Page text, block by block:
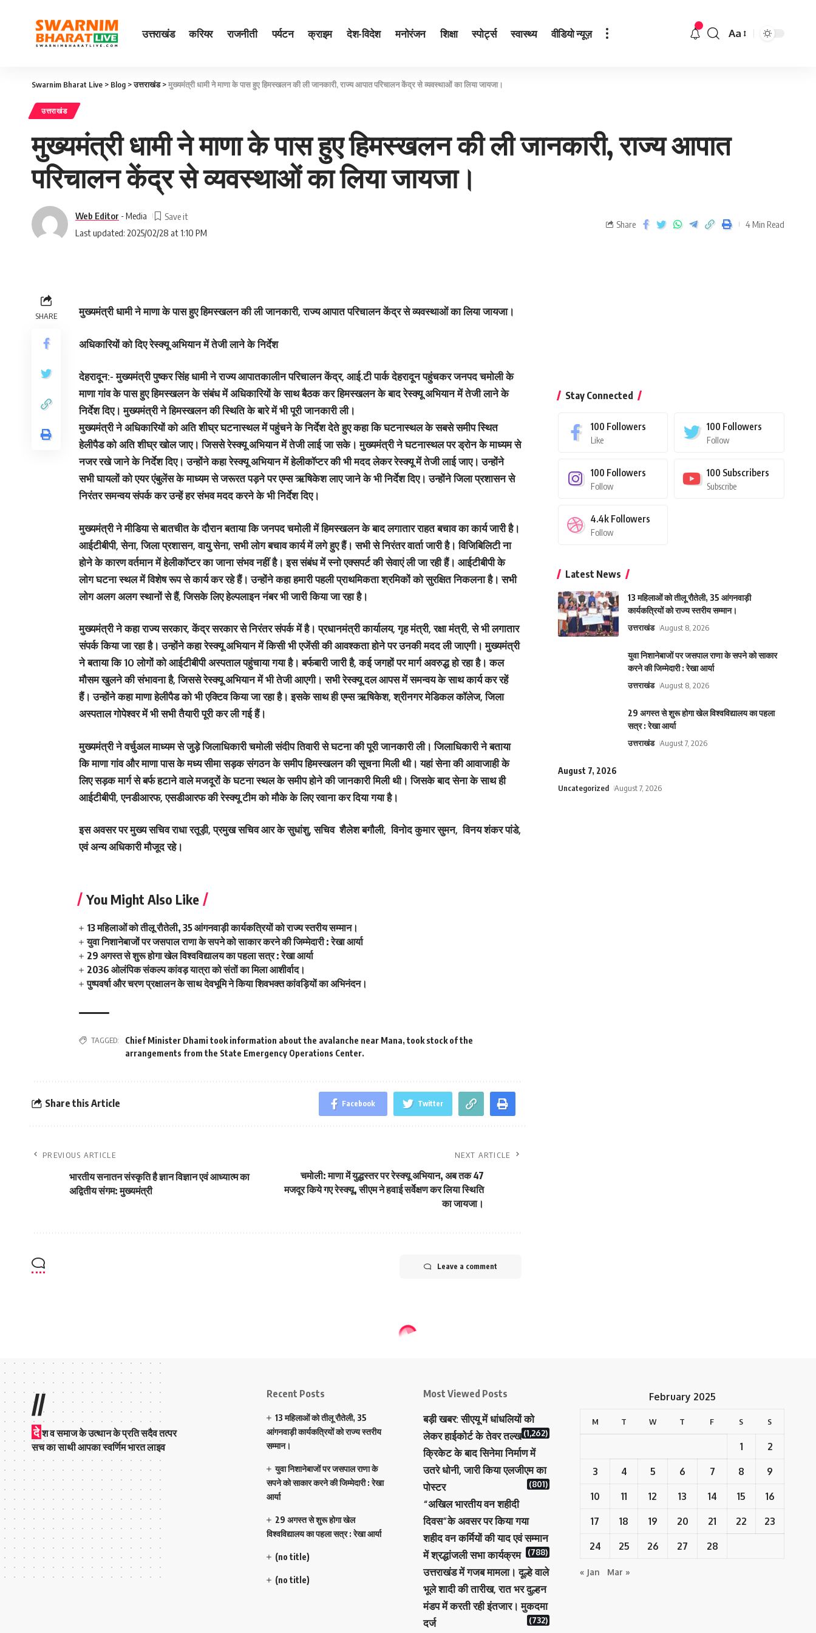
उत्तराखंड करियर राजनीती पर्यटन क्राइम देश-विदेश मनोरंजन शिक्षा स्पोर्ट्स स्वास्थ्य वीडियो न्यूज़ Aa
Swarnim Bharat Live > Blog >उत्तराखंड>मुख्यमंत्री धामी ने माणा के पास हुए हिमस्खलन की ली जानकारी, राज्य आपात परिचालन केंद्र से व्यवस्थाओं का लिया जायजा।
उत्तराखंड
मुख्यमंत्री धामी ने माणा के पास हुए हिमस्खलन की ली जानकारी, राज्य आपात
परिचालन केंद्र से व्यवस्थाओं का लिया जायजा।
Last updated: 2025/02/28 at 1:10 PM
Web Editor - Media
Share 4 Min Read
SHARE मुख्यमंत्री धामी ने माणा के पास हुए हिमस्खलन की ली जानकारी, राज्य आपात परिचालन केंद्र से व्यवस्थाओं का लिया जायजा।
अधिकारियों को दिए रेस्क्यू अभियान में तेजी लाने के निर्देश
देहरादून:-मुख्यमंत्री पुष्कर सिंह धामी ने राज्य आपातकालीन परिचालन केंद्र, आई.टी पार्क देहरादून पहुंचकर जनपद चमोली के
माणा गांव के पास हुए हिमस्खलन के संबंध में अधिकारियों के साथ बैठक कर हिमस्खलन के बाद रेस्क्यू अभियान में तेजी लाने के
निर्देश दिए। मुख्यमंत्री ने हिमस्खलन की स्थिति के बारे में भी पूरी जानकारी ली।
मुख्यमंत्री ने अधिकारियों को अति शीघ्र घटनास्थल में पहुंचने के निर्देश देते हुए कहा कि घटनास्थल के सबसे समीप स्थित
हेलीपैड को अति शीघ्र खोल जाए। जिससे रेस्क्यू अभियान में तेजी लाई जा सके। मुख्यमंत्री ने घटनास्थल पर ड्रोन के माध्यम से
नजर रखे जाने के निर्देश दिए। उन्होंने कहा रेस्क्यू अभियान में हेलीकॉप्टर की भी मदद लेकर रेस्क्यू में तेजी लाई जाए। उन्होंने
सभी घायलों को एयर एंबुलेंस के माध्यम से जरूरत पड़ने पर एम्स ऋषिकेश लाए जाने के भी निर्देश दिए। उन्होंने जिला प्रशासन से
निरंतर समन्वय संपर्क कर उन्हें हर संभव मदद करने के भी निर्देश दिए।
मुख्यमंत्री ने मीडिया से बातचीत के दौरान बताया कि जनपद चमोली में हिमस्खलन के बाद लगातार राहत बचाव का कार्य जारी है।
आईटीबीपी, सेना, जिला प्रशासन, वायु सेना, सभी लोग बचाव कार्य में लगे हुए हैं। सभी से निरंतर वार्ता जारी है। विजिबिलिटी ना
होने के कारण वर्तमान में हेलीकॉप्टर का जाना संभव नहीं है। इस संबंध में स्नो एक्सपर्ट की सेवाएं ली जा रही हैं। आईटीबीपी के
लोग घटना स्थल में विशेष रूप से कार्य कर रहे हैं। उन्होंने कहा हमारी पहली प्राथमिकता श्रमिकों को सुरक्षित निकलना है। सभी
लोग अलग अलग स्थानों से हैं, जिसके लिए हेल्पलाइन नंबर भी जारी किया जा रहा है।
मुख्यमंत्री ने कहा राज्य सरकार, केंद्र सरकार से निरंतर संपर्क में है। प्रधानमंत्री कार्यालय, गृह मंत्री, रक्षा मंत्री, से भी लगातार
संपर्क किया जा रहा है। उन्होंने कहा रेस्क्यू अभियान में किसी भी एजेंसी की आवश्कता होने पर उनकी मदद ली जाएगी। मुख्यमंत्री
ने बताया कि 10 लोगों को आईटीबीपी अस्पताल पहुंचाया गया है। बर्फबारी जारी है, कई जगहों पर मार्ग अवरुद्ध हो रहा है। कल
मौसम खुलने की संभावना है, जिससे रेस्क्यू अभियान में भी तेजी आएगी। सभी रेस्क्यू दल आपस में समन्वय के साथ कार्य कर रहें
हैं। उन्होंने कहा माणा हेलीपैड को भी एक्टिव किया जा रहा है। इसके साथ ही एम्स ऋषिकेश, श्रीनगर मेडिकल कॉलेज, जिला
अस्पताल गोपेश्वर में भी सभी तैयारी पूरी कर ली गई हैं।
मुख्यमंत्री ने वर्चुअल माध्यम से जुड़े जिलाधिकारी चमोली संदीप तिवारी से घटना की पूरी जानकारी ली। जिलाधिकारी ने बताया
कि माणा गांव और माणा पास के मध्य सीमा सड़क संगठन के समीप हिमस्खलन की सूचना मिली थी। यहां सेना की आवाजाही के
लिए सड़क मार्ग से बर्फ हटाने वाले मजदूरों के घटना स्थल के समीप होने की जानकारी मिली थी। जिसके बाद सेना के साथ ही
आईटीबीपी, एनडीआरफ, एसडीआरफ की रेस्क्यू टीम को मौके के लिए रवाना कर दिया गया है।
इस अवसर पर मुख्य सचिव राधा रतूड़ी, प्रमुख सचिव आर के सुधांशु, सचिव शैलेश बगौली, विनोद कुमार सुमन, विनय शंकर पांडे,
एवं अन्य अधिकारी मौजूद रहे।
You Might Also Like
13 महिलाओं को तीलू रौतेली, 35 आंगनवाड़ी कार्यकत्रियों को राज्य स्तरीय सम्मान।
युवा निशानेबाजों पर जसपाल राणा के सपने को साकार करने की जिम्मेदारी : रेखा आर्या
29 अगस्त से शुरू होगा खेल विश्वविद्यालय का पहला सत्र : रेखा आर्या
2036 ओलंपिक संकल्प कांवड़ यात्रा को संतों का मिला आशीर्वाद।
पुष्पवर्षा और चरण प्रक्षालन के साथ देवभूमि ने किया शिवभक्त कांवड़ियों का अभिनंदन।
TAGGED: Chief Minister Dhami took information about the avalanche near Mana, took stock of the
arrangements from the State Emergency Operations Center.
Share this Article Facebook Twitter
PREVIOUS ARTICLE
भारतीय सनातन संस्कृति है ज्ञान विज्ञान एवं आध्यात्म का
अद्वितीय संगम: मुख्यमंत्री
NEXT ARTICLE
चमोली: माणा में युद्धस्तर पर रेस्क्यू अभियान, अब तक 47
मजदूर किये गए रेस्क्यू, सीएम ने हवाई सर्वेक्षण कर लिया स्थिति
का जायजा।
Leave a comment
Stay Connected
100 Followers
Like
100 Followers
Follow
100 Followers
Follow
100 Subscribers
Subscribe
4.4k Followers
Follow
Latest News
13 महिलाओं को तीलू रौतेली, 35 आंगनवाड़ी
कार्यकत्रियों को राज्य स्तरीय सम्मान।
उत्तराखंड August 8, 2026
युवा निशानेबाजों पर जसपाल राणा के सपने को साकार
करने की जिम्मेदारी : रेखा आर्या
उत्तराखंड August 8, 2026
29 अगस्त से शुरू होगा खेल विश्वविद्यालय का पहला
सत्र : रेखा आर्या
उत्तराखंड August 7, 2026
August 7, 2026
Uncategorized August 7, 2026
//
दे श व समाज के उत्थान के प्रति सदैव तत्पर
सच का साथी आपका स्वर्णिम भारत लाइव
Recent Posts
13 महिलाओं को तीलू रौतेली, 35
आंगनवाड़ी कार्यकत्रियों को राज्य स्तरीय
सम्मान।
युवा निशानेबाजों पर जसपाल राणा के
सपने को साकार करने की जिम्मेदारी : रेखा
आर्या
29 अगस्त से शुरू होगा खेल
विश्वविद्यालय का पहला सत्र : रेखा आर्या
(no title)
(no title)
Most Viewed Posts
बड़ी खबर: सीएयू में धांधलियों को
लेकर हाईकोर्ट के तेवर तल्ख (1,262)
क्रिकेट के बाद सिनेमा निर्माण में
उतरे धोनी, जारी किया एलजीएम का
पोस्टर
(801)
“अखिल भारतीय वन शहीदी
दिवस”के अवसर पर किया गया
शहीद वन कर्मियों की याद एवं सम्मान
में श्रद्धांजली सभा कार्यक्रम
(788)
उत्तराखंड में गजब मामला। दूल्हे वाले
भूले शादी की तारीख, रात भर दुल्हन
मंडप में करती रही इंतजार। मुकदमा
दर्ज
(732)
February 2025
M T W T F S S
1 2
3 4 5 6 7 8 9
10 11 12 13 14 15 16
17 18 19 20 21 22 23
24 25 26 27 28
« Jan Mar »